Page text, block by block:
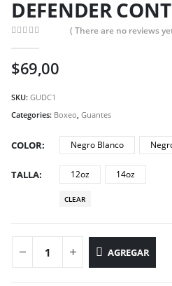
DEFENDER
( There are no reviews
$69,00
SKU: GUDC1
Categories: Boxeo, Guantes
COLOR Negro Blanco
TALLA 12oz 14oz
CLEAR
AGREGAR